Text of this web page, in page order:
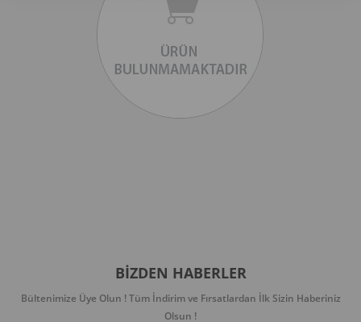
BIZDEN HABERLER
Bültenimize Üye Olun ! Tüm İndirim ve Fırsatlardan İlk Sizin Haberiniz
Olsun !